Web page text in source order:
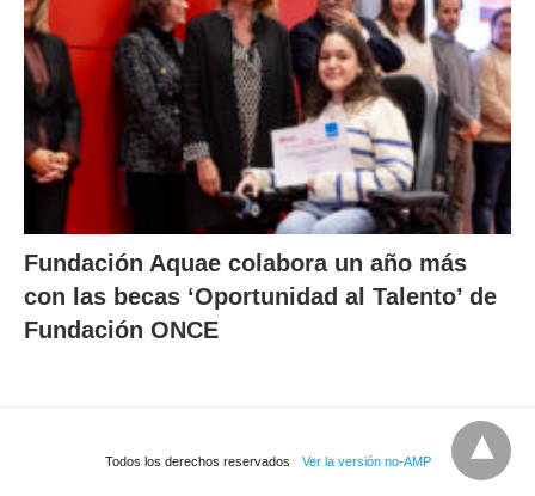
Fundación Aquae colabora un año más
con las becas ‘Oportunidad al Talento’ de
Fundación ONCE
Todos los derechos reservados Ver la versión no-AMP